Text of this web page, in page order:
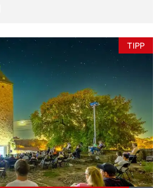
TIPP